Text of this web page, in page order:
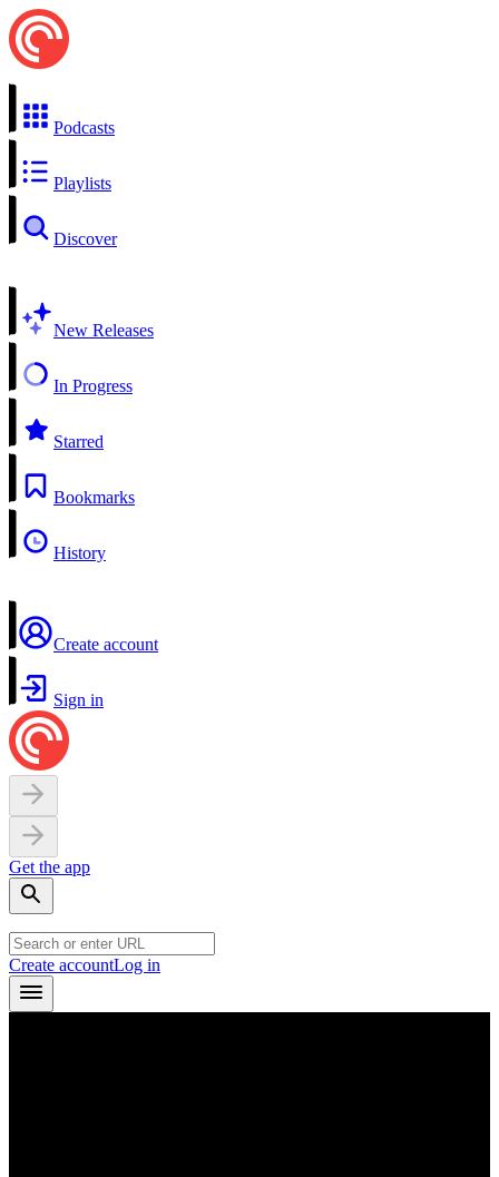
Podcasts
Playlists
Discover
New Releases
In Progress
Starred
Bookmarks
History
Create account
Sign in
Get the app
Create accountLog in